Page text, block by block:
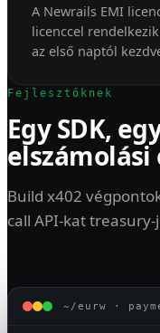
A Newrails EMI
licenccel
az első naptól
Fejlesztőknek
Egy SDK,
elszámolási
Build x402
call API-kat
~/eurw ·